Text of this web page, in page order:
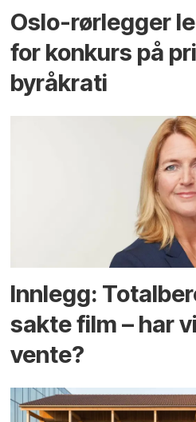
Oslo-rørlegger
for konkurs på
byråkrati
Innlegg:
sakte film – har
vente?